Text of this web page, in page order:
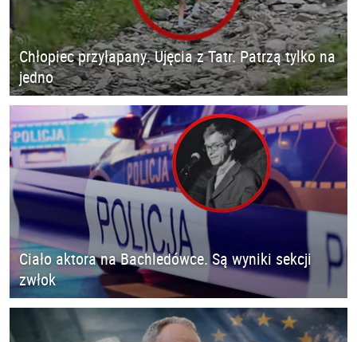
Chłopiec przyłapany. Ujęcia z Tatr. Patrzą tylko na
jedno
Ciało aktora na Bachledówce. Są wyniki sekcji
zwłok